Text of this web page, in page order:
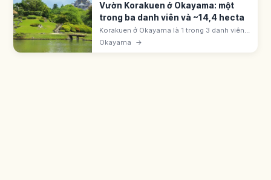
Vườn Korakuen ở Okayama: một
trong ba danh viên và ~14,4 hecta
Korakuen ở Okayama là 1 trong 3 danh viên
Nhật Bản (cùng Kenrokuen, Kairakuen). Ikeda
Tsunamasa khởi công 1687, xong 1700.
Okayama →